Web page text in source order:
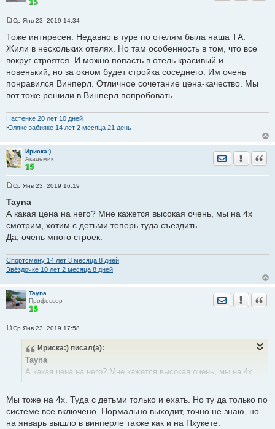
о
б
е
н
е
Ср Янв 23, 2019 14:34
Тоже интнресен. Недавно в туре по отелям была наша ТА.
Жили в нескольких отелях. Но там особенность в том, что все
вокруг строятся. И можно попасть в отель красивый и
новенький, но за окном будет стройка соседнего. Им очень
понравился Винперл. Отличное сочетание цена-качество. Мы
вот тоже решили в Винперл попробовать.
Настенке 20 лет 10 дней
Юляке забияке 14 лет 2 месяца 21 день
Ириска:)
Академик
Отправить
о
б
е
н
Ср Янв 23, 2019 16:19
Tayna
А какая цена на него? Мне кажется высокая очень, мы на 4х
смотрим, хотим с детьми теперь туда съездить.
Да, очень много строек.
Спортсмену 14 лет 3 месяца 8 дней
Звёздочке 10 лет 2 месяца 8 дней
Tayna
Профессор
Отправить
Ср Янв 23, 2019 17:58
Ириска:) писал(а):
Tayna
А какая цена на него? Мне кажется высокая очень, мы на 4х
Да, очень много строек.
Мы тоже на 4х. Туда с детьми только и ехать. Но ту да только по
системе все включено. Нормально выходит, точно не знаю, но
на январь вышло в винперле также как и на Пхукете.